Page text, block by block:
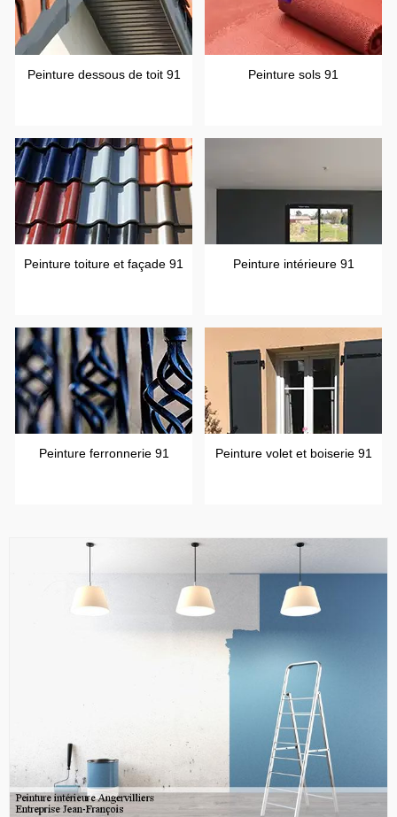
Peinture dessous de toit 91 Peinture sols 91
Peinture toiture et façade 91 Peinture intérieure 91
Peinture ferronnerie 91 Peinture volet et boiserie 91